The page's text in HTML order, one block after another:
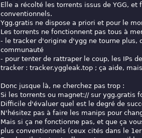
Elle a récolté les torrents issus de YGG,
conventionnels.
Ygg.gratis ne dispose a priori et pour le
Les torrents ne fonctionnent pas tous à
- le tracker d'origine d'ygg ne tourne plus,
communauté
- pour tenter de rattraper le coup, les IPs
tracker : tracker.yggleak.top ; ça aide,
Donc jusque là, ne cherchez pas trop :
Si les torrents ou magnet:// sur ygg.gratis
Difficile d'évaluer quel est le degré de
N'hésitez pas à faire les manips pour
Mais si ça ne fonctionne pas, et que ça
plus conventionnels (ceux cités dans le